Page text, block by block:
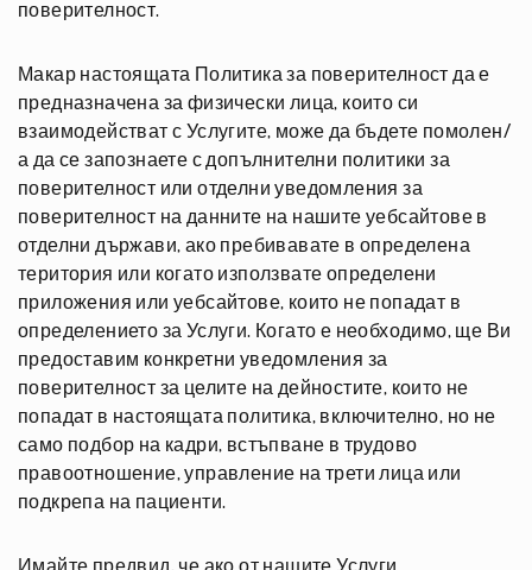
поверителност.
Макар настоящата Политика за поверителност да е
предназначена за физически лица, които си
взаимодействат с Услугите, може да бъдете помолен/
а да се запознаете с допълнителни политики за
поверителност или отделни уведомления за
поверителност на данните на нашите уебсайтове в
отделни държави, ако пребивавате в определена
територия или когато използвате определени
приложения или уебсайтове, които не попадат в
определението за Услуги. Когато е необходимо, ще Ви
предоставим конкретни уведомления за
поверителност за целите на дейностите, които не
попадат в настоящата политика, включително, но не
само подбор на кадри, встъпване в трудово
правоотношение, управление на трети лица или
подкрепа на пациенти.